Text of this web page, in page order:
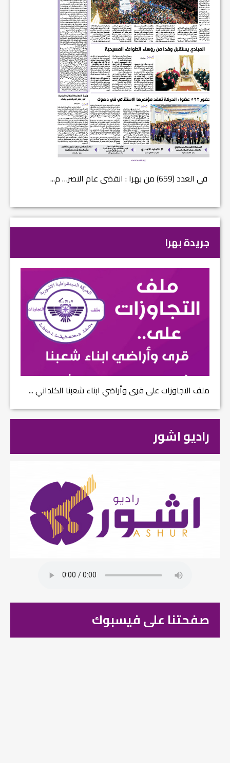
في العدد (659) من بهرا : انقضى عام النصر… م...
جريدة بهرا
ملف التجاوزات على قرى وأراضي ابناء شعبنا الكلداني ...
راديو اشور
صفحتنا على فيسبوك